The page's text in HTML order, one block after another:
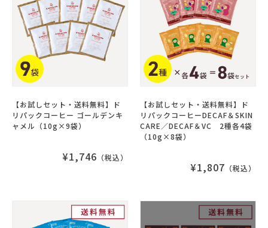
【お試しセット・送料無料】ド
リパックコーヒー ゴールデンキ
ャメル（10g×9袋）
¥1,746 （税込）
【お試しセット・送料無料】ド
リパックコーヒーDECAF＆SKIN
CARE／DECAF＆VC 2種各4袋
（10g×8袋）
¥1,807 （税込）